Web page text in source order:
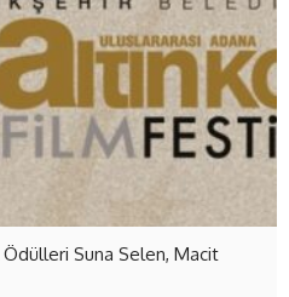
Ödülleri Suna Selen, Macit